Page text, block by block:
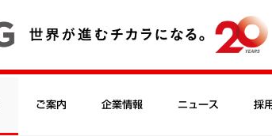
ご案内 企業情報 ニュース 採